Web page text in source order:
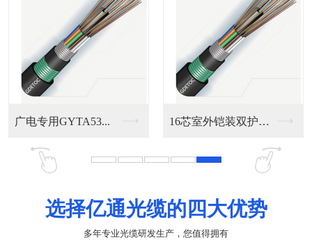
广电专用GYTA53... 16芯室外铠装双护套...
选择亿通光缆的四大优势
多年专业光缆研发生产，您值得拥有